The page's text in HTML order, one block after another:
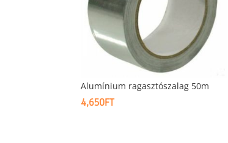
Alumínium ragasztószalag 50m
4,650FT